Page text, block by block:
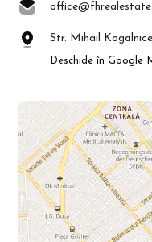
Str. Mihail
Deschide în Google